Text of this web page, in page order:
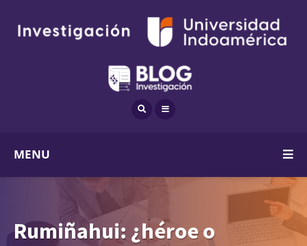
MENU
Rumiñahui: ¿héroe o